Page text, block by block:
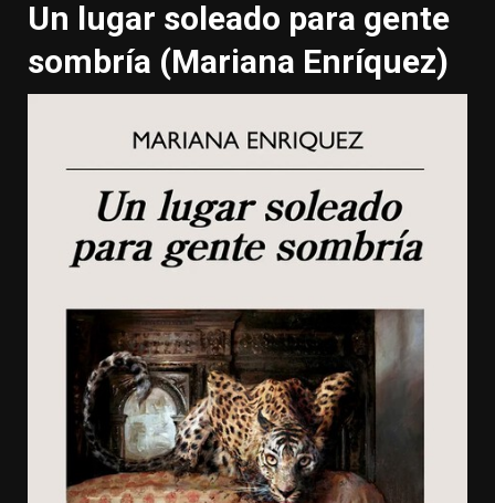
Un lugar soleado para gente
sombría (Mariana Enríquez)